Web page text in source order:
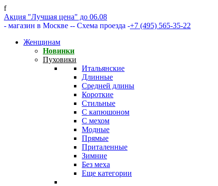
f
Акция "Лучшая цена" до 06.08
- магазин в Москве -- Схема проезда -+7 (495) 565-35-22
Женщинам
Новинки
Пуховики
Итальянские
Длинные
Средней длины
Короткие
Стильные
С капюшоном
С мехом
Модные
Прямые
Приталенные
Зимние
Без меха
Еще категории